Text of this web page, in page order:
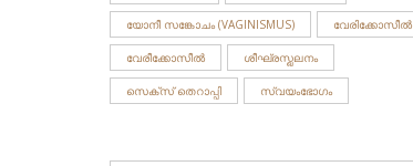
യോനീ സങ്കോചം (VAGINISMUS) വേരിക്കോസീല്‍
വേരീക്കോസീൽ ശീഘ്രസ്ഖലനം
സെക്‌സ് തെറാപ്പി സ്വയംഭോഗം